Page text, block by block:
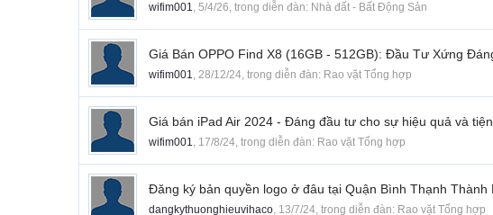
wifim001, 5/4/26, trong diễn đàn: Nhà đất - Bất Động Sản
Giá Bán OPPO Find X8 (16GB - 512GB): Đầu Tư Xứng
wifim001, 28/12/24, trong diễn đàn: Rao vặt Tổng hợp
Giá bán iPad Air 2024 - Đáng đầu tư cho sự hiệu quả và
wifim001, 17/8/24, trong diễn đàn: Rao vặt Tổng hợp
Đăng ký bản quyền logo ở đâu tại Quận Bình Thạnh Thành
dangkythuonghieuvihaco, 13/7/24, trong diễn đàn: Rao vặt Tổng hợp